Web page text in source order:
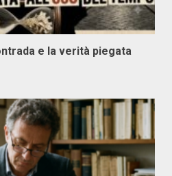
e la verità piegata